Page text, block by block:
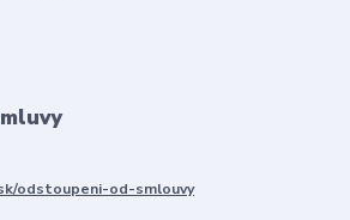
odstoupeni-od-smlouvy